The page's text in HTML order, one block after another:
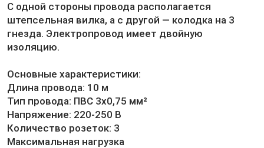
С одной стороны провода располагается
штепсельная вилка, а с другой — колодка на 3
гнезда. Электропровод имеет двойную
изоляцию.
Основные характеристики:
Длина провода: 10 м
Тип провода: ПВС 3х0,75 мм²
Напряжение: 220-250 В
Количество розеток: 3
Максимальная нагрузка